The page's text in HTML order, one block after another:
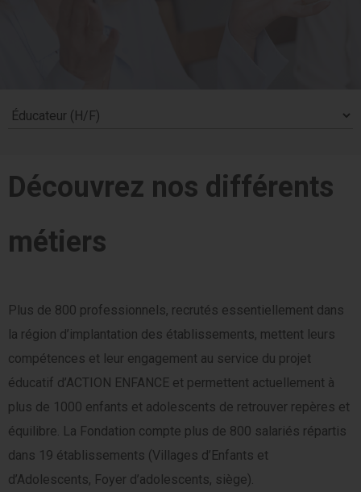
Découvrez nos différents
métiers
Plus de 800 professionnels, recrutés essentiellement dans
la région d’implantation des établissements, mettent leurs
compétences et leur engagement au service du projet
éducatif d’ACTION ENFANCE et permettent actuellement à
plus de 1000 enfants et adolescents de retrouver repères et
équilibre. La Fondation compte plus de 800 salariés répartis
dans 19 établissements (Villages d’Enfants et
d’Adolescents, Foyer d’adolescents, siège).